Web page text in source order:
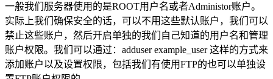
一般我们服务器使用的是ROOT用户名或者Administor账户。
实际上我们确保安全的话，可以不用这些默认账户，我们可以
禁止这些账户，然后开启单独的我们自己知道的用户名和管理
账户权限。我们可以通过：adduser example_user 这样的方式来
添加账户以及设置权限，包括我们有使用FTP的也可以单独设